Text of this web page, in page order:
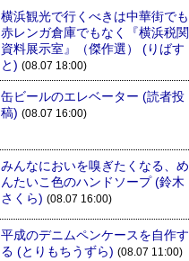
横浜観光で行くべきは中華街でも
赤レンガ倉庫でもなく『横浜税関
資料展示室』（傑作選）
(りばす
と) (08.07 18:00)
缶ビールのエレベーター (読者投
稿) (08.07 16:00)
みんなにおいを嗅ぎたくなる、め
んたいこ色のハンドソープ(鈴木
さくら) (08.07 16:00)
平成のデニムペンケースを自作す
る (とりもちうずら) (08.07 11:00)